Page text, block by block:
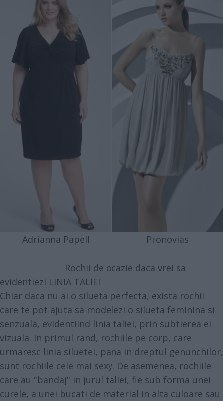
Adrianna Papell Pronovias
Rochii de ocazie daca vrei sa
evidentiezi LINIA TALIEI
Chiar daca nu ai o silueta perfecta, exista rochii
care te pot ajuta sa modelezi o silueta feminina si
senzuala, evidentiind linia taliei, prin subtierea ei
vizuala. In primul rand, rochiile pe corp, care
urmaresc linia siluetei, pana in dreptul genunchilor,
sunt rochiile cele mai sexy. De asemenea, rochiile
care au "bandaj" in jurul taliei, fie sub forma unei
curele, a unei bucati de material in alta culoare sau